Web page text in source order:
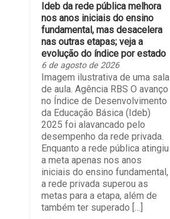
Ideb da rede pública melhora
nos anos iniciais do ensino
fundamental, mas desacelera
nas outras etapas; veja a
evolução do índice por estado
6 de agosto de 2026
Imagem ilustrativa de uma sala
de aula. Agência RBS O avanço
no Índice de Desenvolvimento
da Educação Básica (Ideb)
2025 foi alavancado pelo
desempenho da rede privada.
Enquanto a rede pública atingiu
a meta apenas nos anos
iniciais do ensino fundamental,
a rede privada superou as
metas para a etapa, além de
também ter superado […]